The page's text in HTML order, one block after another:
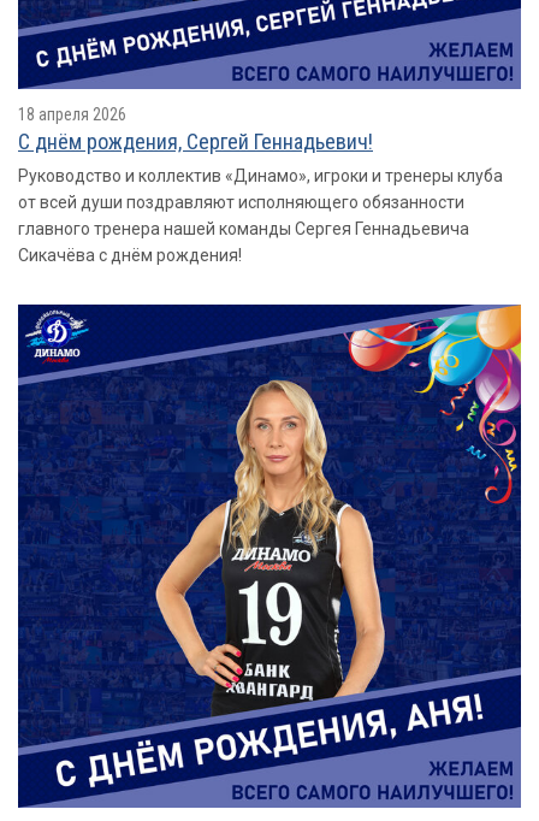
18 апреля 2026
С днём рождения, Сергей Геннадьевич!
Руководство и коллектив «Динамо», игроки и тренеры клуба
от всей души поздравляют исполняющего обязанности
главного тренера нашей команды Сергея Геннадьевича
Сикачёва с днём рождения!